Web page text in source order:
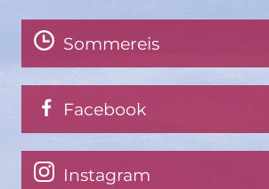
Sommereis
Facebook
Instagram